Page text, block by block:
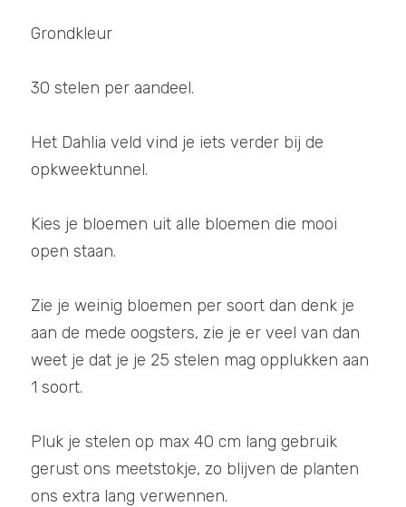
Grondkleur
30 stelen per aandeel.
Het Dahlia veld vind je iets verder bij de
opkweektunnel.
Kies je bloemen uit alle bloemen die mooi
open staan.
Zie je weinig bloemen per soort dan denk je
aan de mede oogsters, zie je er veel van dan
weet je dat je je 25 stelen mag opplukken aan
1 soort.
Pluk je stelen op max 40 cm lang gebruik
gerust ons meetstokje, zo blijven de planten
ons extra lang verwennen.